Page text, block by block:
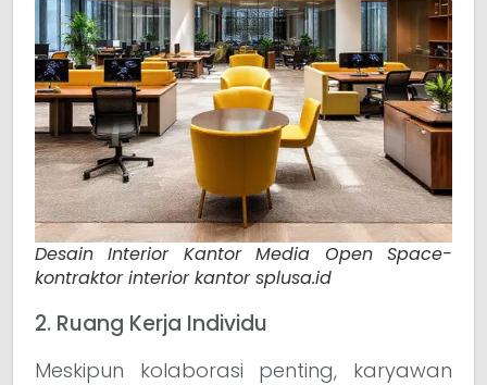
Desain Interior Kantor Media Open Space-
kontraktor interior kantor splusa.id
2. Ruang Kerja Individu
Meskipun kolaborasi penting, karyawan